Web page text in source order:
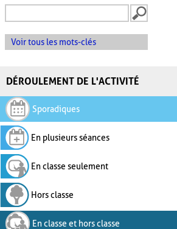
Voir tous les mots-clés
DÉROULEMENT DE L'ACTIVITÉ
Sporadiques
En plusieurs séances
En classe seulement
Hors classe
En classe et hors classe